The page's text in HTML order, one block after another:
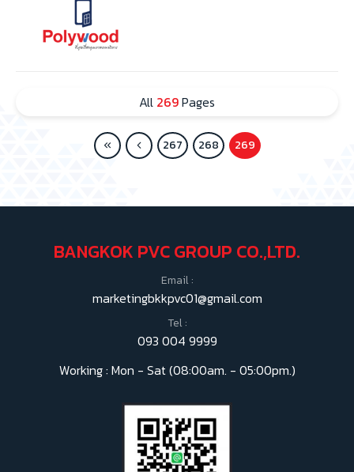
All 269Pages
267 268 269
BANGKOK PVC GROUP CO.,LTD.
Email :
marketingbkkpvc01@gmail.com
Tel :
093 004 9999
Working : Mon - Sat (08:00am. - 05:00pm.)